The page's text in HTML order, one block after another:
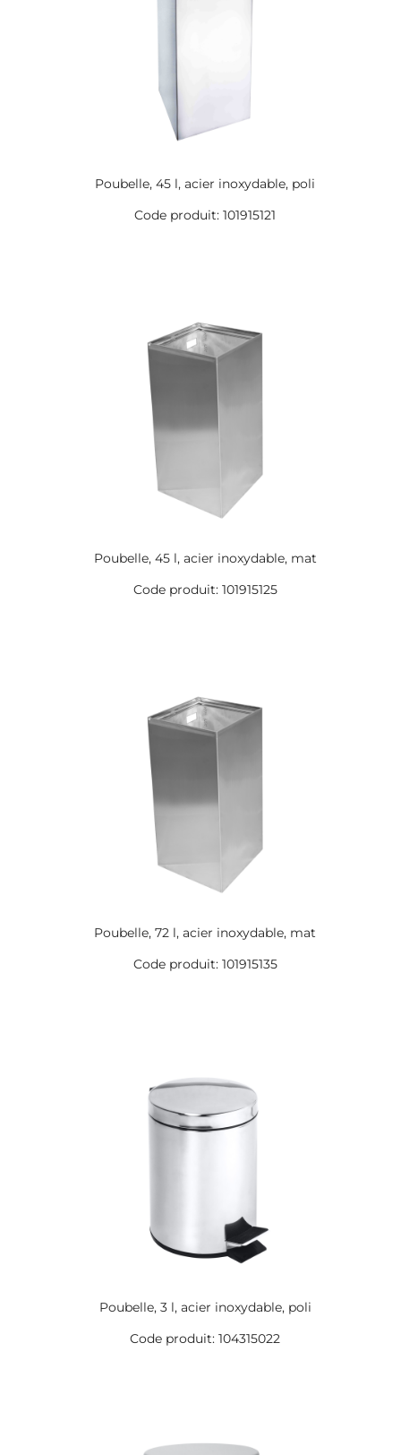
Poubelle, 45 l, acier inoxydable, poli
Code produit: 101915121
Poubelle, 45 l, acier inoxydable, mat
Code produit: 101915125
Poubelle, 72 l, acier inoxydable, mat
Code produit: 101915135
Poubelle, 3 l, acier inoxydable, poli
Code produit: 104315022